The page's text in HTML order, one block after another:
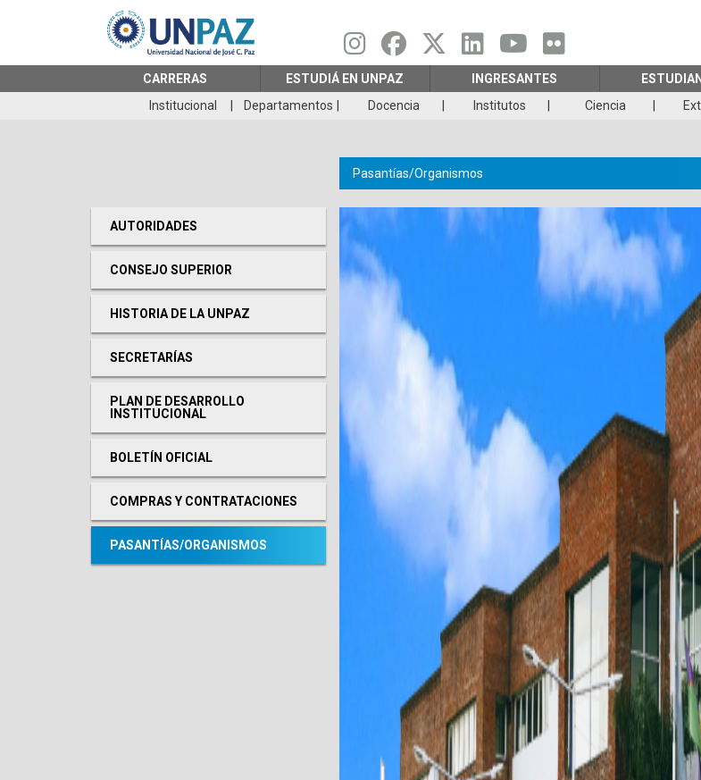
principal
CARRERAS
ESTUDIÁ EN UNPAZ INGRESANTES
Institucional
Departamentos Docencia Institutos Ciencia
AUTORIDADES
CONSEJO SUPERIOR
HISTORIA DE LA UNPAZ
SECRETARÍAS
PLAN DE DESARROLLO
INSTITUCIONAL
BOLETÍN OFICIAL
COMPRAS Y CONTRATACIONES
PASANTÍAS/ORGANISMOS
Pasantías/Organismos